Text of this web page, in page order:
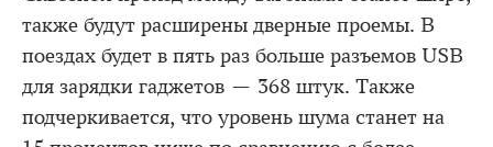
также будут расширены дверные проемы. В
поездах будет в пять раз больше разъемов USB
для зарядки гаджетов — 368 штук. Также
подчеркивается, что уровень шума станет на